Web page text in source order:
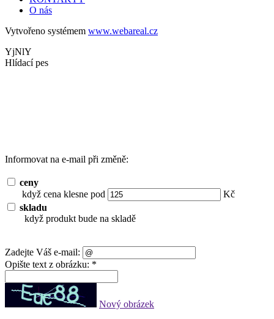
O nás
Vytvořeno systémem www.webareal.cz
YjNlY
Hlídací pes
Informovat na e-mail při změně:
ceny
když cena klesne pod
Kč
skladu
když produkt bude na skladě
Zadejte Váš e-mail:
Opište text z obrázku: *
Nový obrázek